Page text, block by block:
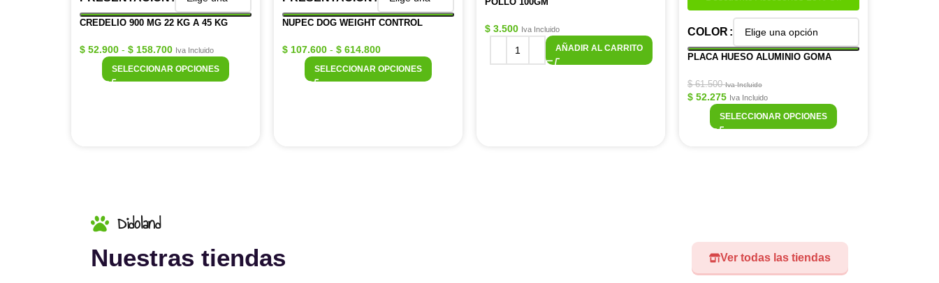
CREDELIO 900 MG 22 KG A 45 KG
$ 52.900 - $ 158.700 Iva Incluido
SELECCIONAR OPCIONES
NUPEC DOG WEIGHT CONTROL
$ 107.600 - $ 614.800
SELECCIONAR OPCIONES
$ 3.500 Iva Incluido
AÑADIR AL CARRITO
COLOR
PLACA HUESO ALUMINIO GOMA
$61.500 Iva Incluido
$ 52.275 Iva Incluido
SELECCIONAR OPCIONES
Didoland
Nuestras tiendas Ver todas las tiendas